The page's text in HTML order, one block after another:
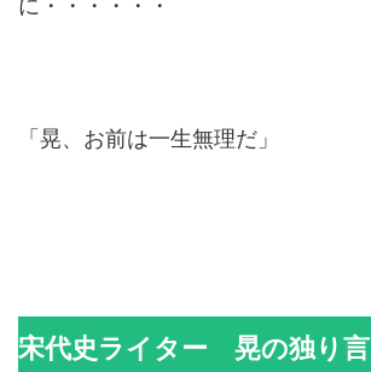
に・・・・・・
「晃、お前は一生無理だ」
宋代史ライター 晃の独り言